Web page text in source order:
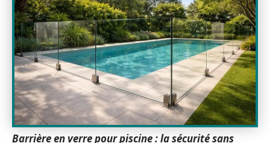
Barrière en verre pour piscine : la sécurité sans